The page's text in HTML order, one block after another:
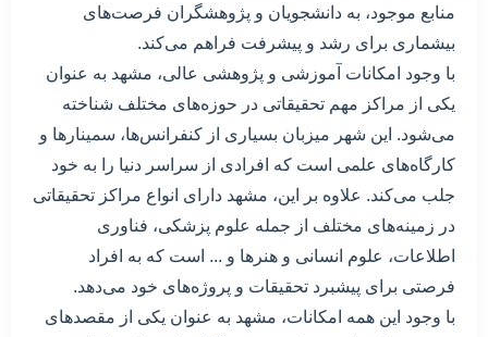
منابع موجود، به دانشجویان و پژوهشگران فرصت‌های
بیشماری برای رشد و پیشرفت فراهم می‌کند.
با وجود امکانات آموزشی و پژوهشی عالی، مشهد به عنوان
یکی از مراکز مهم تحقیقاتی در حوزه‌های مختلف شناخته
می‌شود. این شهر میزبان بسیاری از کنفرانس‌ها، سمینارها و
کارگاه‌های علمی است که افرادی از سراسر دنیا را به خود
جلب می‌کند. علاوه بر این، مشهد دارای انواع مراکز تحقیقاتی
در زمینه‌های مختلف از جمله علوم پزشکی، فناوری
اطلاعات، علوم انسانی و هنرها و ... است که به افراد
فرصتی برای پیشبرد تحقیقات و پروژه‌های خود می‌دهد.
با وجود این همه امکانات، مشهد به عنوان یکی از مقصدهای